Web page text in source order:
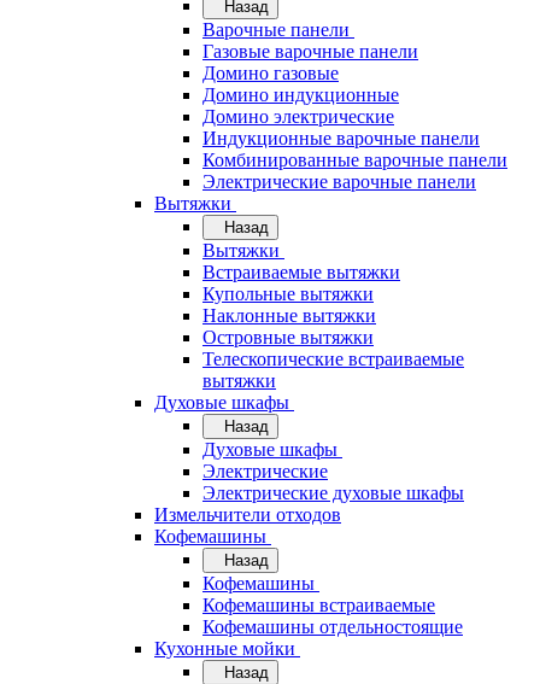
Назад
Варочные панели
Газовые варочные панели
Домино газовые
Домино индукционные
Домино электрические
Индукционные варочные панели
Комбинированные варочные панели
Электрические варочные панели
Вытяжки
Назад
Вытяжки
Встраиваемые вытяжки
Купольные вытяжки
Наклонные вытяжки
Островные вытяжки
Телескопические встраиваемые
вытяжки
Духовые шкафы
Назад
Духовые шкафы
Электрические
Электрические духовые шкафы
Измельчители отходов
Кофемашины
Назад
Кофемашины
Кофемашины встраиваемые
Кофемашины отдельностоящие
Кухонные мойки
Назад